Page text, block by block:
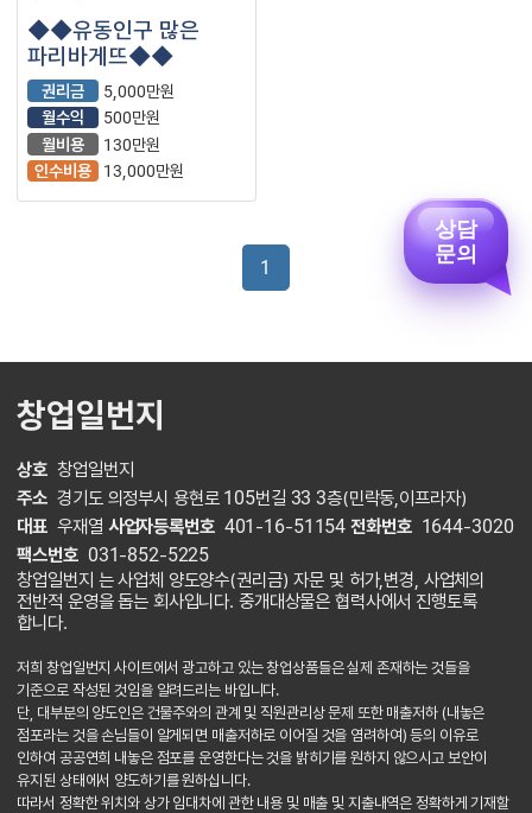
◆◆유동인구 많은
파리바게뜨◆◆
권리금
5,000만원
월수익
500만원
월비용
130만원
인수비용
13,000만원
1
창업일번지
상호 창업일번지
주소 경기도 의정부시 용현로 105번길 33 3층(민락동,이프라자)
대표 우재열 사업자등록번호 401-16-51154 전화번호 1644-3020
팩스번호 031-852-5225
창업일번지 는 사업체 양도양수(권리금) 자문 및 허가,변경, 사업체의
전반적 운영을 돕는 회사입니다. 중개대상물은 협력사에서 진행토록
합니다.
저희 창업일번지 사이트에서 광고하고 있는 창업상품들은 실제 존재하는 것들을
기준으로 작성된 것임을 알려드리는 바입니다.
단, 대부분의 양도인은 건물주와의 관계 및 직원관리상 문제 또한 매출저하 (내놓은
점포라는 것을 손님들이 알게되면 매출저하로 이어질 것을 염려하여) 등의 이유로
인하여 공공연희 내놓은 점포를 운영한다는 것을 밝히기를 원하지 않으시고 보안이
유지된 상태에서 양도하기를 원하십니다.
따라서 정확한 위치와 상가 임대차에 관한 내용 및 매출 및 지출내역은 정확하게 기재할
상담
문의